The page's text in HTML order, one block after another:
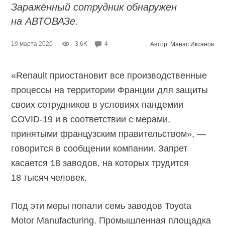
Заражённый сотрудник обнаружен
на АВТОВАЗе.
19 марта 2020 3.6K 4 Автор: Манас Иксанов
«Renault приостановит все производственные
процессы на территории Франции для защиты
своих сотрудников в условиях пандемии
COVID-19 и в соответствии с мерами,
принятыми французским правительством», —
говорится в сообщении компании. Запрет
касается 18 заводов, на которых трудится
18 тысяч человек.
Под эти меры попали семь заводов Toyota
Motor Manufacturing. Промышленная площадка